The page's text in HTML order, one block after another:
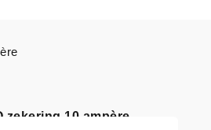
zekering 10 ampère